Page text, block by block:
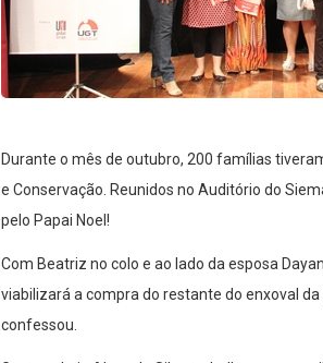
Durante o mês de outubro, 200 famílias
e Conservação. Reunidos no Auditório do
pelo Papai Noel!
Com Beatriz no colo e ao lado da esposa
viabilizará a compra do restante do enxoval
confessou.